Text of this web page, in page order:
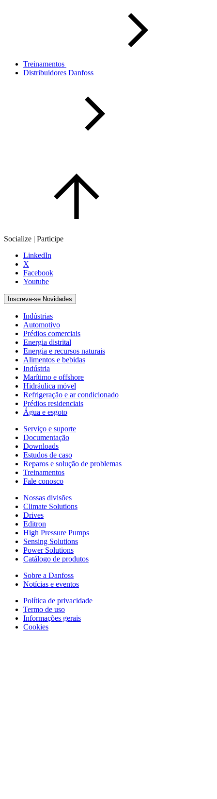
Treinamentos
Distribuidores Danfoss
Socialize | Participe
LinkedIn
X
Facebook
Youtube
Inscreva-se Novidades
Indústrias
Automotivo
Prédios comerciais
Energia distrital
Energia e recursos naturais
Alimentos e bebidas
Indústria
Marítimo e offshore
Hidráulica móvel
Refrigeração e ar condicionado
Prédios residenciais
Água e esgoto
Serviço e suporte
Documentação
Downloads
Estudos de caso
Reparos e solução de problemas
Treinamentos
Fale conosco
Nossas divisões
Climate Solutions
Drives
Editron
High Pressure Pumps
Sensing Solutions
Power Solutions
Catálogo de produtos
Sobre a Danfoss
Notícias e eventos
Política de privacidade
Termo de uso
Informações gerais
Cookies